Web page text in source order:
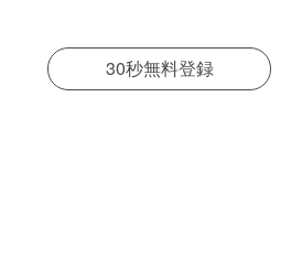
30秒無料登録